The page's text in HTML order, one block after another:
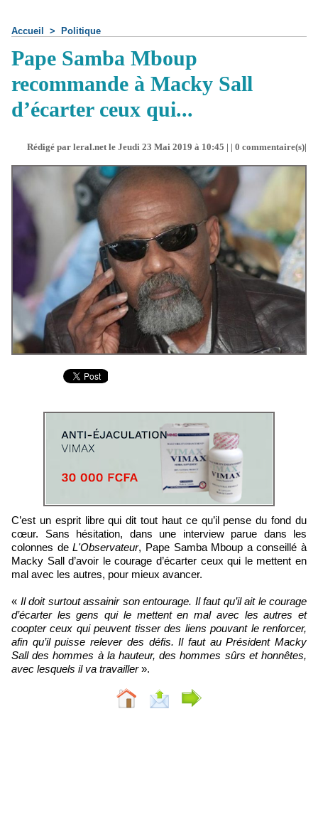
Accueil > Politique
Pape Samba Mboup
recommande à Macky Sall
d’écarter ceux qui...
Rédigé par leral.net le Jeudi 23 Mai 2019 à 10:45 | | 0 commentaire(s)|
C’est un esprit libre qui dit tout haut ce qu’il pense du fond du
cœur. Sans hésitation, dans une interview parue dans les
colonnes deL'Observateur, Pape Samba Mboup a conseillé à
Macky Sall d’avoir le courage d’écarter ceux qui le mettent en
mal avec les autres, pour mieux avancer.
« Il doit surtout assainir son entourage. Il faut qu’il ait le courage
d’écarter les gens qui le mettent en mal avec les autres et
coopter ceux qui peuvent tisser des liens pouvant le renforcer,
afin qu’il puisse relever des défis. Il faut au Président Macky
Sall des hommes à la hauteur, des hommes sûrs et honnêtes,
avec lesquels il va travailler».